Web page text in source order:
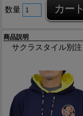
数量
商品説明
サクラスタイル別